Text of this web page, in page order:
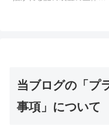
当ブログの「プ
事項」について